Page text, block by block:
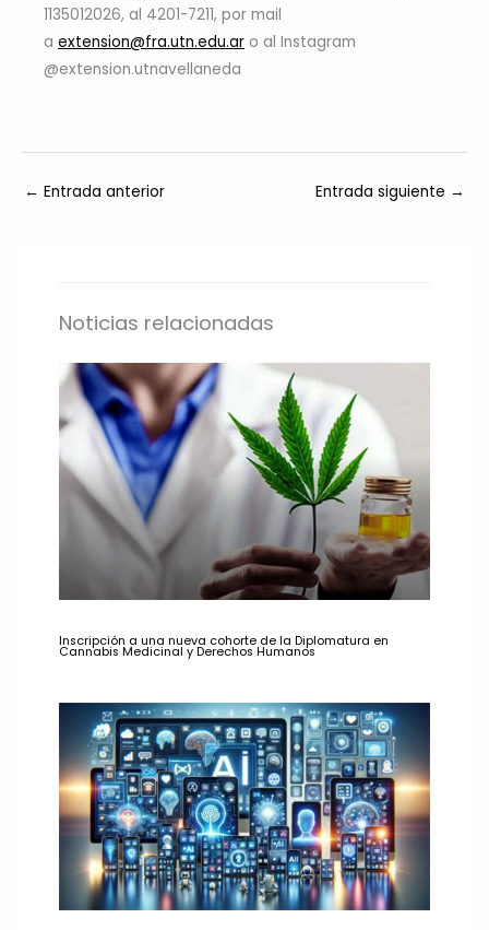
1135012026, al 4201-7211, por mail
a extension@fra.utn.edu.ar o al Instagram
@extension.utnavellaneda
← Entrada anterior Entrada siguiente →
Noticias relacionadas
Inscripción a una nueva cohorte de la Diplomatura en
Cannabis Medicinal y Derechos Humanos